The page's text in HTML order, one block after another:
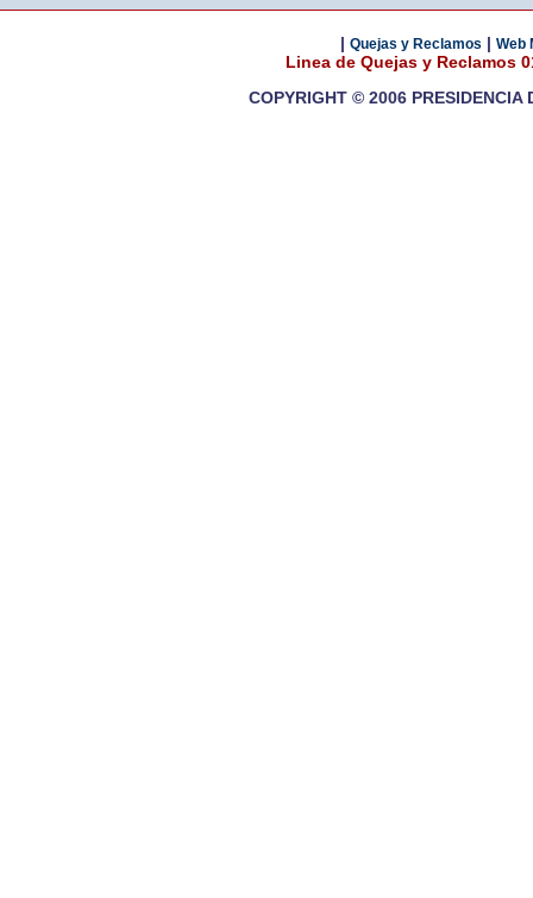
| Quejas y Reclamos | Web
Linea de Quejas y Reclamos
COPYRIGHT © 2006 PRESIDENCIA